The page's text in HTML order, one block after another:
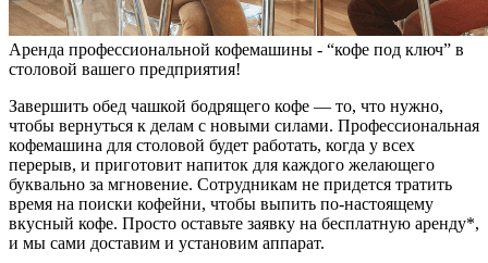
Аренда профессиональной кофемашины - “кофе под ключ” в
столовой вашего предприятия!
Завершить обед чашкой бодрящего кофе — то, что нужно,
чтобы вернуться к делам с новыми силами. Профессиональная
кофемашина для столовой будет работать, когда у всех
перерыв, и приготовит напиток для каждого желающего
буквально за мгновение. Сотрудникам не придется тратить
время на поиски кофейни, чтобы выпить по-настоящему
вкусный кофе. Просто оставьте заявку на бесплатную аренду*,
и мы сами доставим и установим аппарат.